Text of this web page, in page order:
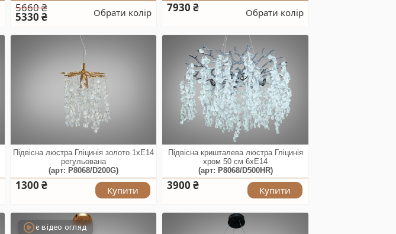
5660 ₴
5330 ₴ Обрати колір 7930 ₴ Обрати колір
Підвісна люстра Гліцинія золото 1xE14
регульована
(арт: P8068/D200G)
1300 ₴ Купити
Підвісна кришталева люстра Гліцинія
хром 50 см 6xE14
(арт: P8068/D500HR)
3900 ₴ Купити
є відео огляд